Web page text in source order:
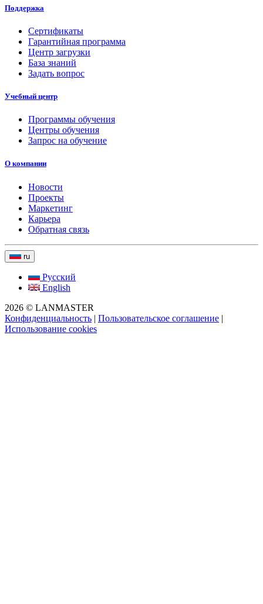
Поддержка
Сертификаты
Гарантийная программа
Центр загрузки
База знаний
Задать вопрос
Учебный центр
Программы обучения
Центры обучения
Запрос на обучение
О компании
Новости
Проекты
Маркетинг
Карьера
Обратная связь
ru
Русский
English
2026 © LANMASTER
Конфиденциальность | Пользовательское соглашение |
Использование cookies